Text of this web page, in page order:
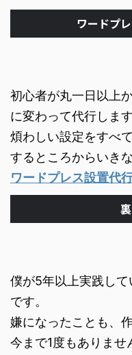
ワードプ
初心者が丸一日以上
に変わって代行します
煩わしい設定をすべ
するところからいき
ワードプレス設置代
僕が5年以上実践し
です。
嫌になったことも、
今まで1度もありませ